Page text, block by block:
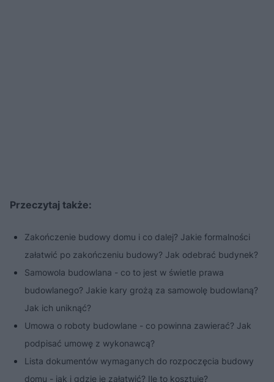
Przeczytaj także:
Zakończenie budowy domu i co dalej? Jakie formalności
załatwić po zakończeniu budowy? Jak odebrać budynek?
Samowola budowlana - co to jest w świetle prawa
budowlanego? Jakie kary grożą za samowolę budowlaną?
Jak ich uniknąć?
Umowa o roboty budowlane - co powinna zawierać? Jak
podpisać umowę z wykonawcą?
Lista dokumentów wymaganych do rozpoczęcia budowy
domu - jak i gdzie je załatwić? Ile to kosztuje?